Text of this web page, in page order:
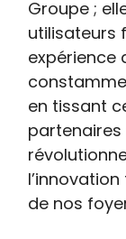
Groupe ;
utilisateurs
expérience
en tissant
partenaires
de nos